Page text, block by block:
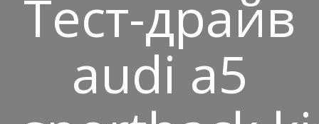
Тест-драйв
audi a5